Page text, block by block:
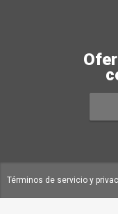
Términos de servicio y